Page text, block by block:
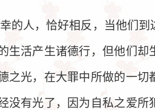
的人，恰好相反，当他们
生活产生诸德行，但他们
之光，在大罪中所做的一
没有光了，因为自私之爱